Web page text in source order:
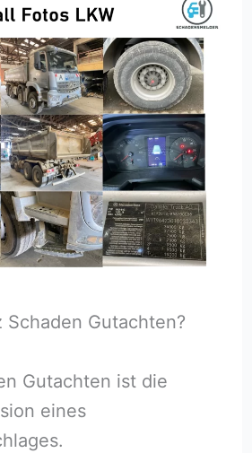
Schaden Gutachten?
Gutachten ist die
eines